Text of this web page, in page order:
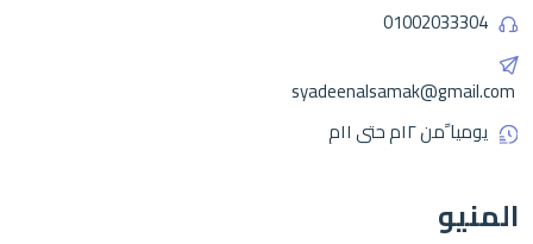
01002033304
syadeenalsamak@gmail.com
يوميا ًمن ١٢م حتى ١١م
المنيو